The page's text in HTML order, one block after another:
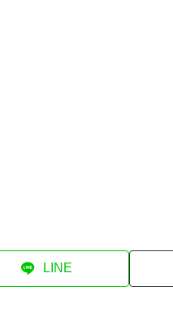
LINE